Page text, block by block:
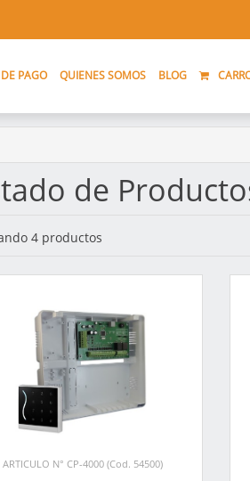
PAGO QUIENES SOMOS BLOG
de
4 productos
ARTICULO N° CP-4000 (Cod. 54500)